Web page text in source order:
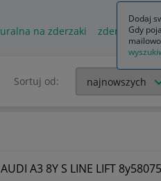
na zderzaki zderzaki
Sortuj od:
A3 8Y S LINE LIFT
Dodaj
Gdy